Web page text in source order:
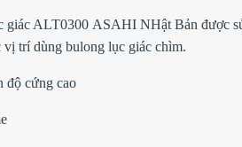
giác ALT0300 ASAHI NHật Bản được
vị trí dùng bulong lục giác chìm.
độ cứng cao